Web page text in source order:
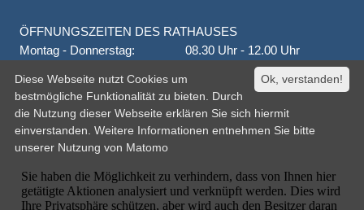
ÖFFNUNGSZEITEN DES RATHAUSES
Montag - Donnerstag:
08.30 Uhr - 12.00 Uhr
14.00 Uhr - 18.00 Uhr
jeden 1. und 3. Montag
16.00 Uhr - 18.00 Uhr
Freitag
geschlossen
oder nach Vereinbarung
Ok, verstanden!
Diese Webseite nutzt Cookies um
bestmögliche Funktionalität zu bieten. Durch
die Nutzung dieser Webseite erklären Sie sich hiermit
einverstanden. Weitere Informationen entnehmen Sie bitte
unserer Nutzung von Matomo